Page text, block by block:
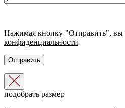
Нажимая кнопку "Отправить", вы
конфиденциальности
подобрать размер